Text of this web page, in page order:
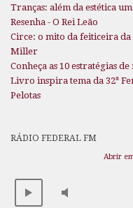
Tranças: além da estética
Resenha - O Rei Leão
Circe: o mito da feiticeira
Miller
Conheça as 10 estratégias
Livro inspira tema da 32ª
Pelotas
RÁDIO FEDERAL FM
Abrir